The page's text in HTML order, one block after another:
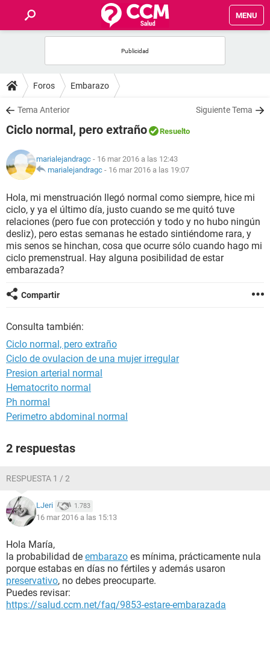
MENU
FOROS
SALUD
NUTRICIÓN
BIENESTAR
SEXUALIDAD
GLOSARIO
Foros Embarazo
Tema Anterior Siguiente Tema
Ciclo normal, pero extraño Resuelto
marialejandragc - 16 mar 2016 a las 12:43
marialejandragc - 16 mar 2016 a las 19:07
Hola, mi menstruación llegó normal como siempre, hice mi
ciclo, y ya el último día, justo cuando se me quitó tuve
relaciones (pero fue con protección y todo y no hubo ningún
desliz), pero estas semanas he estado sintiéndome rara, y
mis senos se hinchan, cosa que ocurre sólo cuando hago mi
ciclo premenstrual. Hay alguna posibilidad de estar
embarazada?
Compartir
Consulta también:
Ciclo normal, pero extraño
Ciclo de ovulacion de una mujer irregular
Presion arterial normal
Hematocrito normal
Ph normal
Perimetro abdominal normal
2 respuestas
RESPUESTA 1 / 2
LJeri 1.783
16 mar 2016 a las 15:13
Hola María,
la probabilidad de embarazo es mínima, prácticamente nula
porque estabas en días no fértiles y además usaron
preservativo, no debes preocuparte.
Puedes revisar:
https://salud.ccm.net/faq/9853-estare-embarazada